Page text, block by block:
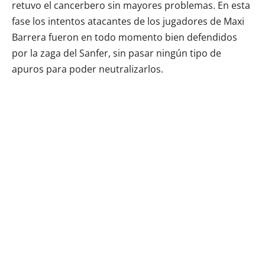
retuvo el cancerbero sin mayores problemas. En esta
fase los intentos atacantes de los jugadores de Maxi
Barrera fueron en todo momento bien defendidos
por la zaga del Sanfer, sin pasar ningún tipo de
apuros para poder neutralizarlos.